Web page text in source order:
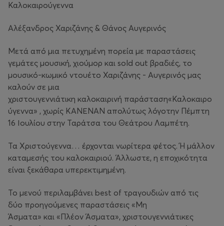
Καλοκαιρούγεννα
Αλέξανδρος Χαριζάνης & Θάνος Αυγερινός
Μετά από μια πετυχημένη πορεία με παραστάσεις
γεμάτες μουσική, χιούμορ και sold out βραδιές, το
μουσικό-κωμικό ντουέτο Χαριζάνης - Αυγερινός μας
καλούν σε μια
χριστουγεννιάτικη καλοκαιρινή παράσταση«Καλοκαιρο
ύγεννα» , χωρίς ΚΑΝΕΝΑΝ απολύτως λόγοτην Πέμπτη
16 Ιουλίου στην Ταράτσα του Θεάτρου Λαμπέτη.
Τα Χριστούγεννα… έρχονται νωρίτερα φέτος. Ή μάλλον
καταμεσής του καλοκαιριού. Άλλωστε, η εποχικότητα
είναι ξεκάθαρα υπερεκτιμημένη.
Το μενού περιλαμβάνει best of τραγουδιών από τις
δύο προηγούμενες παραστάσεις «Μη
Άσματα» και «Πλέον Άσματα», χριστουγεννιάτικες